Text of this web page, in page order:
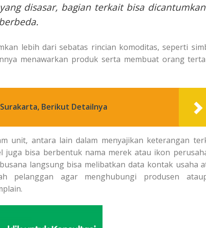
disasar, bagian terkait bisa dicantumkan
lebih dari sebatas rincian komoditas, seperti
menawarkan produk serta membuat orang
Berikut Detailnya
unit, antara lain dalam menyajikan keterangan
juga bisa berbentuk nama merek atau ikon
langsung bisa melibatkan data kontak usaha
pelanggan agar menghubungi produsen